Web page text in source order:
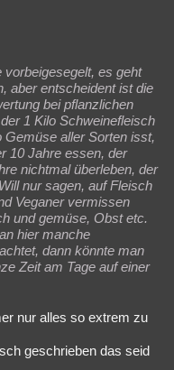
es geht
aber entscheident ist die
bei pflanzlichen
1 Kilo Schweinefleisch
Gemüse aller Sorten isst,
10 Jahre essen, der
nichtmal überleben, der
nur sagen, auf Fleisch
Veganer vermissen
und gemüse, Obst etc.
hier manche
dann könnte man
Zeit am Tage auf einer
nur alles so extrem zu
geschrieben das seid